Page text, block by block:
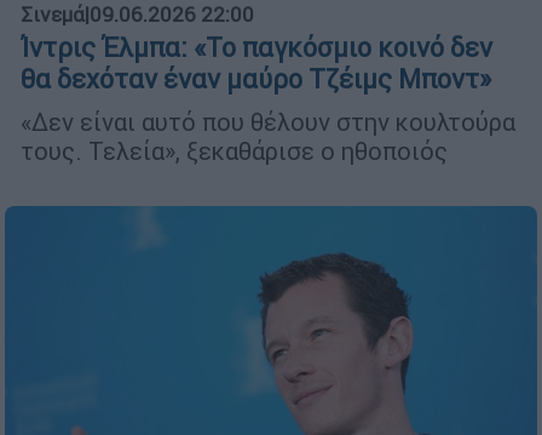
Σινεμά|09.06.2026 22:00
Ίντρις Έλμπα: «Το παγκόσμιο κοινό δεν
θα δεχόταν έναν μαύρο Τζέιμς Μποντ»
«Δεν είναι αυτό που θέλουν στην κουλτούρα
τους. Τελεία», ξεκαθάρισε ο ηθοποιός